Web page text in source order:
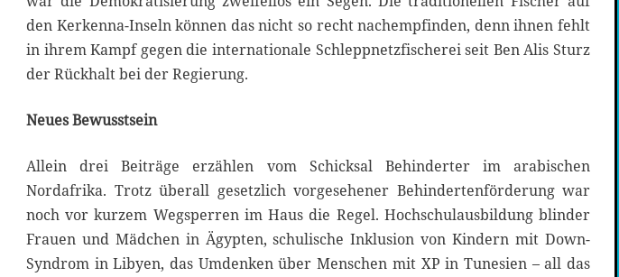
den Kerkenna-Inseln können das nicht so recht nachempfinden, denn ihnen fehlt
in ihrem Kampf gegen die internationale Schleppnetzfischerei seit Ben Alis Sturz
der Rückhalt bei der Regierung.
Neues Bewusstsein
Allein drei Beiträge erzählen vom Schicksal Behinderter im arabischen
Nordafrika. Trotz überall gesetzlich vorgesehener Behindertenförderung war
noch vor kurzem Wegsperren im Haus die Regel. Hochschulausbildung blinder
Frauen und Mädchen in Ägypten, schulische Inklusion von Kindern mit Down-
Syndrom in Libyen, das Umdenken über Menschen mit XP in Tunesien – all das